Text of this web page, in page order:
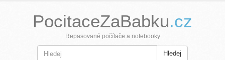
PocitaceZaBabku.cz
Repasované počítače a notebooky
Hledej